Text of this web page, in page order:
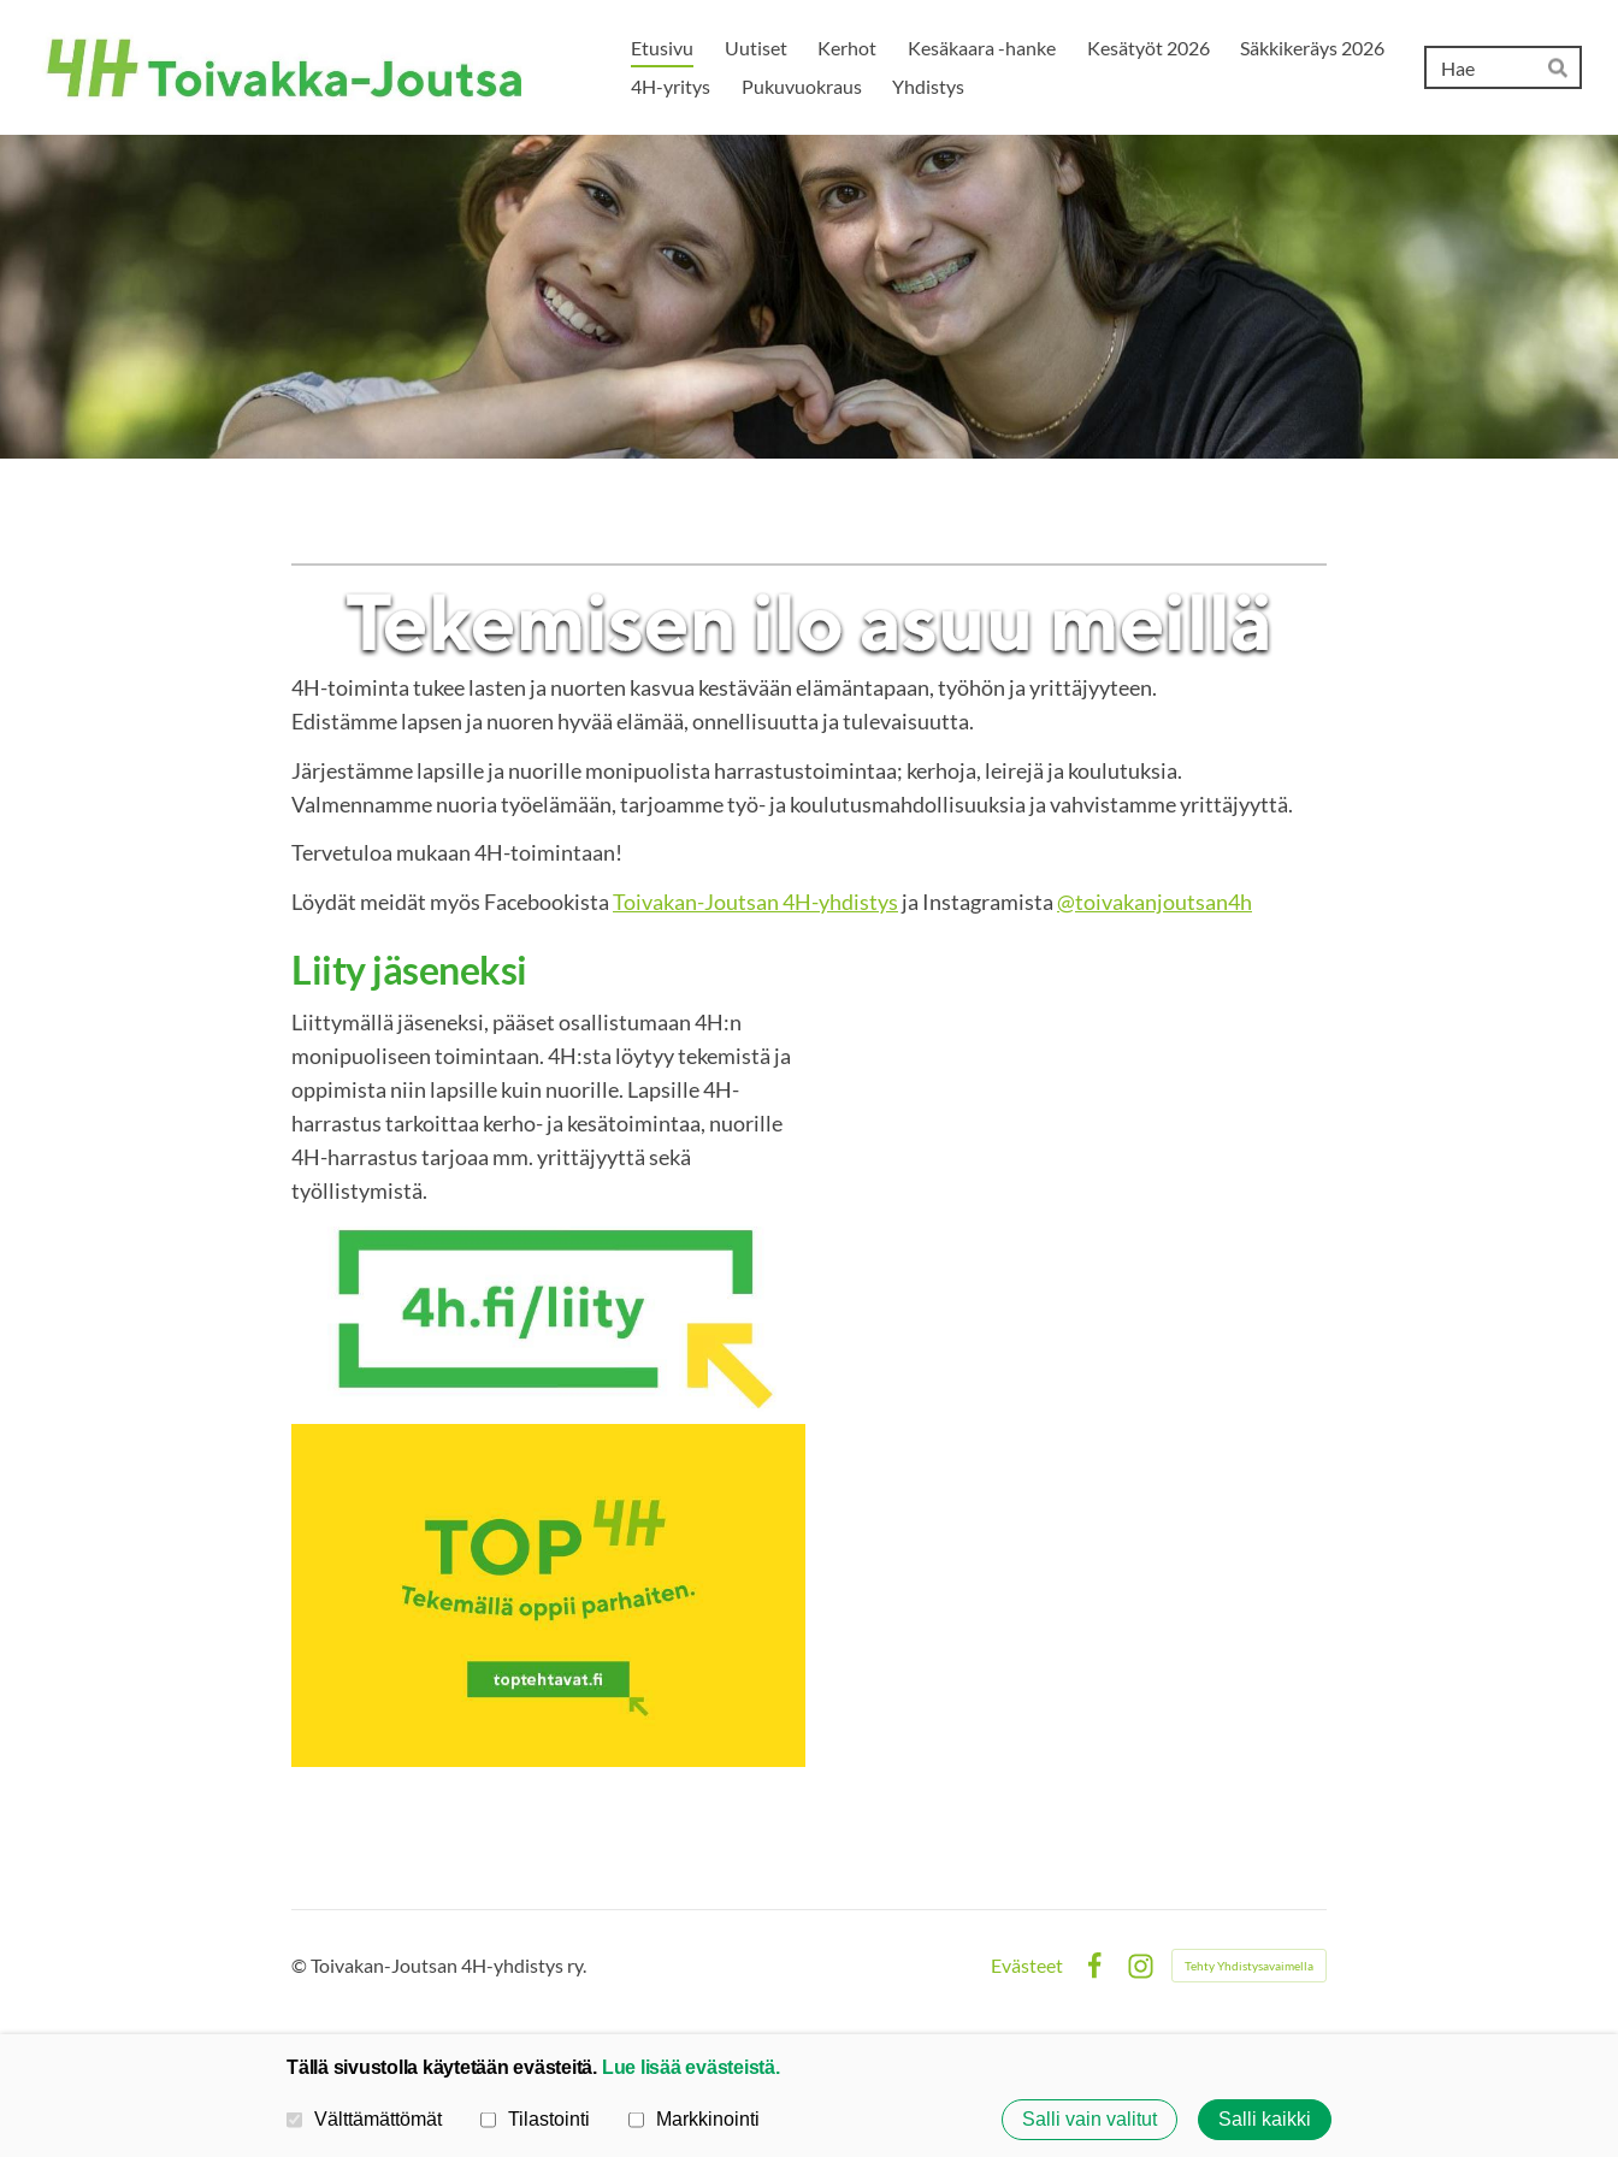
sivun
sisältöön
Toivakan-Joutsan 4H-yhdistys ry.
Etusivu Uutiset Kerhot Kesäkaara -hanke Kesätyöt 2026
Säkkikeräys 2026
4H-yritys
Pukuvuokraus Yhdistys Hae
4H-toiminta tukee lasten ja nuorten kasvua kestävään elämäntapaan, työhön ja yrittäjyyteen.
Edistämme lapsen ja nuoren hyvää elämää, onnellisuutta ja tulevaisuutta.
Järjestämme lapsille ja nuorille monipuolista harrastustoimintaa; kerhoja, leirejä ja koulutuksia.
Valmennamme nuoria työelämään, tarjoamme työ- ja koulutusmahdollisuuksia ja vahvistamme yrittäjyyttä.
Tervetuloa mukaan 4H-toimintaan!
Löydät meidät myös FacebookistaToivakan-Joutsan 4H-yhdistys ja Instagramista@toivakanjoutsan4h
Liity jäseneksi
Liittymällä jäseneksi, pääset osallistumaan 4H:n
monipuoliseen toimintaan. 4H:sta löytyy tekemistä ja
oppimista niin lapsille kuin nuorille. Lapsille 4H-
harrastus tarkoittaa kerho- ja kesätoimintaa, nuorille
4H-harrastus tarjoaa mm. yrittäjyyttä sekä
työllistymistä.
©Toivakan-Joutsan 4H-yhdistys ry.
Evästeet
Instagram
Tehty Yhdistysavaimella
Tällä sivustolla käytetään evästeitä. Lue lisää evästeistä.
Valitse käytettävät evästeet
Välttämättömät Tilastointi Markkinointi Salli vain valitut Salli kaikki